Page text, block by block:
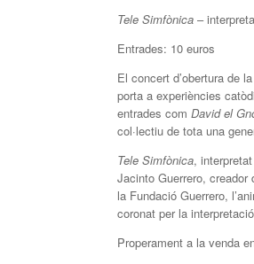
Tele Simfònica –
Entrades: 10 euros
El concert d’obertura de
porta a experiències
entrades com David el
col·lectiu de tota una
Tele Simfònica,
Jacinto Guerrero, creador
la Fundació Guerrero,
coronat per la
Properament a la venda